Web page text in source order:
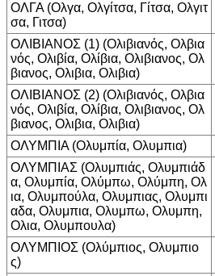
ΟΛΓΑ (Ολγα, Ολγίτσα, Γίτσα, Ολγιτ
σα, Γιτσα)
ΟΛΙΒΙΑΝΟΣ (1) (Ολιβιανός, Ολβια
νός, Ολιβία, Ολίβια, Ολιβιανος, Ολ
βιανος, Ολιβια, Ολιβια)
ΟΛΙΒΙΑΝΟΣ (2) (Ολιβιανός, Ολβια
νός, Ολιβία, Ολίβια, Ολιβιανος, Ολ
βιανος, Ολιβια, Ολιβια)
ΟΛΥΜΠΙΑ (Ολυμπία, Ολυμπια)
ΟΛΥΜΠΙΑΣ (Ολυμπιάς, Ολυμπιάδ
α, Ολυμπία, Ολύμπω, Ολύμπη, Ολ
ια, Ολυμπούλα, Ολυμπιας, Ολυμπι
αδα, Ολυμπια, Ολυμπω, Ολυμπη,
Ολια, Ολυμπουλα)
ΟΛΥΜΠΙΟΣ (Ολύμπιος, Ολυμπιο
ς)